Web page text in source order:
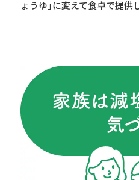
ょうゆ」に変えて食卓で提